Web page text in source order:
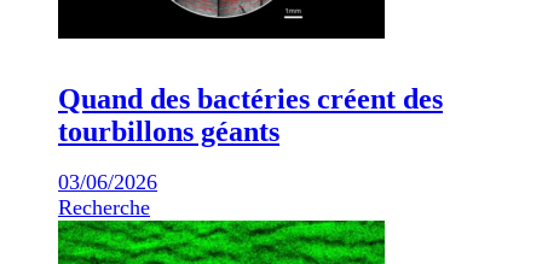
Quand des bactéries créent des
tourbillons géants
03/06/2026
Recherche